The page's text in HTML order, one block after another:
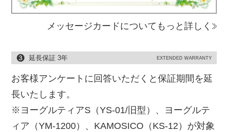
メッセージカードについてもっと詳しく
延長保証 3年 EXTENDED WARRANTY
お客様アンケートに回答いただくと保証期間を延
長いたします。
※ヨーグルティアS（YS-01/旧型）、ヨーグルテ
ィア（YM-1200）、KAMOSICO（KS-12）が対象